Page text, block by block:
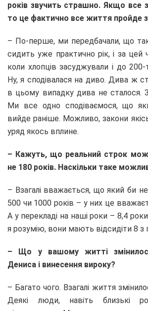
років звучить страшно. Якщо все
то це фактично все життя пройде
– По-перше, ми передбачали, що
сидить уже практично рік, і за цей
коли хлопців засуджували і до 200-
Ну, я сподівалася на диво. Дива ж
в цьому випадку дива не сталося.
Ми все одно сподіваємося, що
вийде раніше. Можливо, закони
уряд якось вплине.
– Кажуть, що реальний строк
не 180 років. Наскільки таке
– Взагалі вважається, що який би
500 чи 1000 років – у них це
А у перекладі на наші роки – 8,4
я розумію, вони мають відсидіти 8 з
– Що у вашому житті
Дениса і винесення вироку?
– Багато чого. Взагалі життя
Деякі люди, навіть близькі